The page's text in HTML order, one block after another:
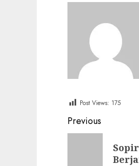
Post Views: 175
Post
navigation
Previous